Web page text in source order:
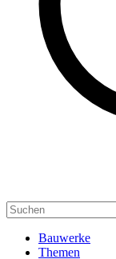
Bauwerke
Themen